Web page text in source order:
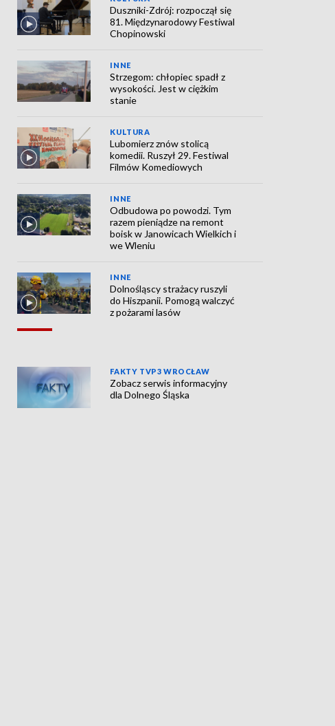
Duszniki-Zdrój: rozpoczął się
81. Międzynarodowy Festiwal
Chopinowski
INNE
Strzegom: chłopiec spadł z
wysokości. Jest w ciężkim
stanie
KULTURA
Lubomierz znów stolicą
komedii. Ruszył 29. Festiwal
Filmów Komediowych
INNE
Odbudowa po powodzi. Tym
razem pieniądze na remont
boisk w Janowicach Wielkich i
we Wleniu
INNE
Dolnośląscy strażacy ruszyli
do Hiszpanii. Pomogą walczyć
z pożarami lasów
FAKTY TVP3 WROCŁAW
Zobacz serwis informacyjny
dla Dolnego Śląska